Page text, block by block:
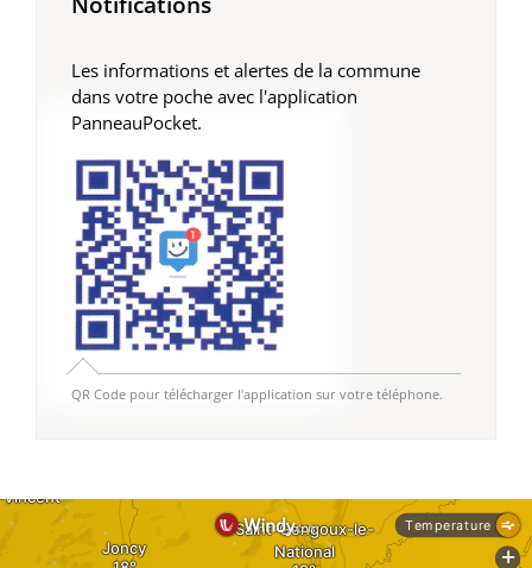
Les informations et alertes de la commune
dans votre poche avec l'application
PanneauPocket.
QR Code pour télécharger l'application sur votre téléphone.